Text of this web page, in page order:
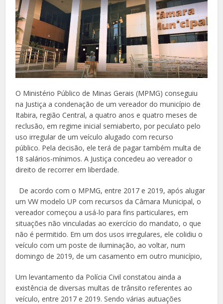
O Ministério Público de Minas Gerais (MPMG) conseguiu
na Justiça a condenação de um vereador do município de
Itabira, região Central, a quatro anos e quatro meses de
reclusão, em regime inicial semiaberto, por peculato pelo
uso irregular de um veículo alugado com recurso
público. Pela decisão, ele terá de pagar também multa de
18 salários-mínimos. A Justiça concedeu ao vereador o
direito de recorrer em liberdade.
De acordo com o MPMG, entre 2017 e 2019, após alugar
um VW modelo UP com recursos da Câmara Municipal, o
vereador começou a usá-lo para fins particulares, em
situações não vinculadas ao exercício do mandato, o que
não é permitido. Em um dos usos irregulares, ele colidiu o
veículo com um poste de iluminação, ao voltar, num
domingo de 2019, de um casamento em outro município,
Um levantamento da Polícia Civil constatou ainda a
existência de diversas multas de trânsito referentes ao
veículo, entre 2017 e 2019. Sendo várias autuações